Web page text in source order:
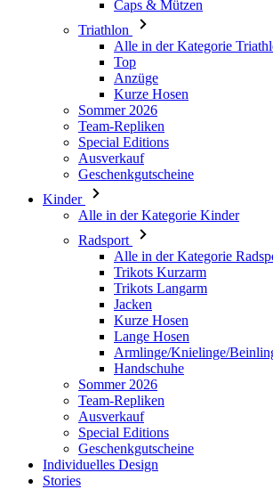
Caps & Mützen
Triathlon
Alle in der Kategorie
Top
Anzüge
Kurze Hosen
Sommer 2026
Team-Repliken
Special Editions
Ausverkauf
Geschenkgutscheine
Kinder
Alle in der Kategorie Kinder
Radsport
Alle in der Kategorie
Trikots Kurzarm
Trikots Langarm
Jacken
Kurze Hosen
Lange Hosen
Armlinge/Knielinge/
Handschuhe
Sommer 2026
Team-Repliken
Ausverkauf
Special Editions
Geschenkgutscheine
Individuelles Design
Stories